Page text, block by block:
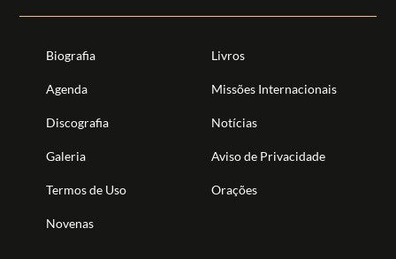
Biografia Livros
Agenda Missões Internacionais
Discografia Notícias
Galeria Aviso de Privacidade
Termos de Uso Orações
Novenas